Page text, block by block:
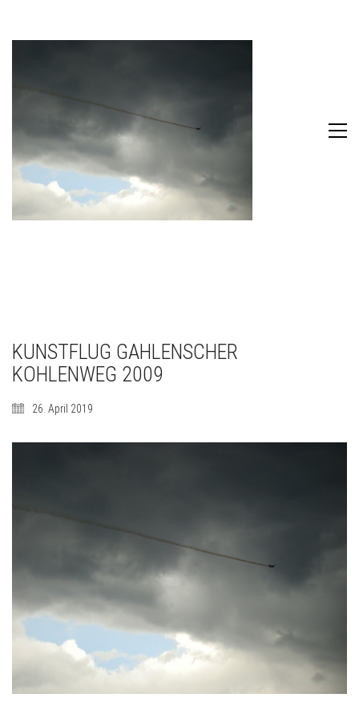
KUNSTFLUG GAHLENSCHER
KOHLENWEG 2009
26. April 2019